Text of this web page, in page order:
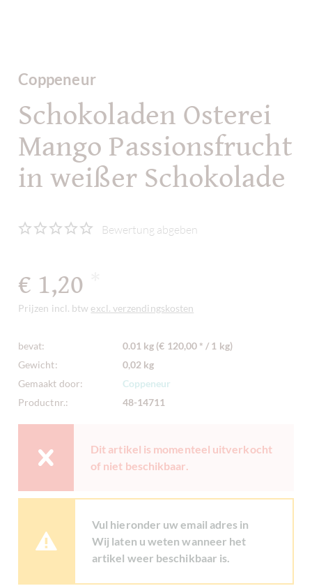
Coppeneur
Schokoladen Osterei
Mango Passionsfrucht
in weißer Schokolade
Bewertung abgeben
€ 1,20
Prijzen incl. btw excl. verzendingskosten
bevat:
0.01 kg (€ 120,00 * / 1 kg)
Gewicht:
0,02 kg
Gemaakt door:
Coppeneur
Productnr.:
48-14711
Dit artikel is momenteel uitverkocht
of niet beschikbaar.
Vul hieronder uw email adres in
Wij laten u weten wanneer het
artikel weer beschikbaar is.